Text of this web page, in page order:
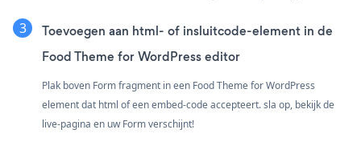
Toevoegen aan html- of insluitcode-element in de
Food Theme for WordPress editor
Plak boven Form fragment in een Food Theme for WordPress
element dat html of een embed-code accepteert. sla op, bekijk de
live-pagina en uw Form verschijnt!